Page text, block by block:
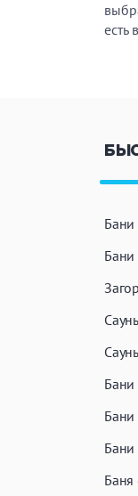
есть
Бани
Бани
Бани
Бани
Бани
Баня